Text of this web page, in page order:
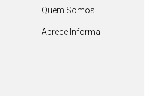
Quem Somos
Aprece Informa